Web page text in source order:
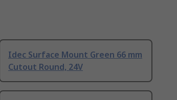
Idec Surface Mount Green 66 mm
Cutout Round, 24V